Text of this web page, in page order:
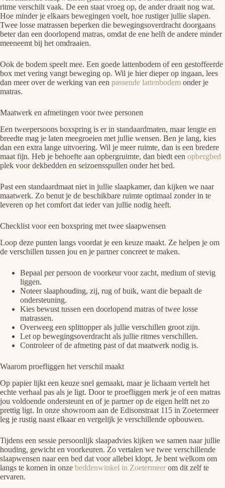
ritme verschilt vaak. De een staat vroeg op, de ander draait nog wat.
Hoe minder je elkaars bewegingen voelt, hoe rustiger jullie slapen.
Twee losse matrassen beperken die bewegingsoverdracht doorgaans
beter dan een doorlopend matras, omdat de ene helft de andere minder
meeneemt bij het omdraaien.
Ook de bodem speelt mee. Een goede lattenbodem of een gestoffeerde
box met vering vangt beweging op. Wil je hier dieper op ingaan, lees
dan meer over de werking van een passende lattenbodem onder je
matras.
Maatwerk en afmetingen voor twee personen
Een tweepersoons boxspring is er in standaardmaten, maar lengte en
breedte mag je laten meegroeien met jullie wensen. Ben je lang, kies
dan een extra lange uitvoering. Wil je meer ruimte, dan is een bredere
maat fijn. Heb je behoefte aan opbergruimte, dan biedt een opbergbed
plek voor dekbedden en seizoensspullen onder het bed.
Past een standaardmaat niet in jullie slaapkamer, dan kijken we naar
maatwerk. Zo benut je de beschikbare ruimte optimaal zonder in te
leveren op het comfort dat ieder van jullie nodig heeft.
Checklist voor een boxspring met twee slaapwensen
Loop deze punten langs voordat je een keuze maakt. Ze helpen je om
de verschillen tussen jou en je partner concreet te maken.
Bepaal per persoon de voorkeur voor zacht, medium of stevig
liggen.
Noteer slaaphouding, zij, rug of buik, want die bepaalt de
ondersteuning.
Kies bewust tussen een doorlopend matras of twee losse
matrassen.
Overweeg een splittopper als jullie verschillen groot zijn.
Let op bewegingsoverdracht als jullie ritmes verschillen.
Controleer of de afmeting past of dat maatwerk nodig is.
Waarom proefliggen het verschil maakt
Op papier lijkt een keuze snel gemaakt, maar je lichaam vertelt het
echte verhaal pas als je ligt. Door te proefliggen merk je of een matras
jou voldoende ondersteunt en of je partner op de eigen helft net zo
prettig ligt. In onze showroom aan de Edisonstraat 115 in Zoetermeer
leg je rustig naast elkaar en vergelijk je verschillende opbouwen.
Tijdens een sessie persoonlijk slaapadvies kijken we samen naar jullie
houding, gewicht en voorkeuren. Zo vertalen we twee verschillende
slaapwensen naar een bed dat voor allebei klopt. Je bent welkom om
langs te komen in onze beddenwinkel in Zoetermeerom dit zelf te
ervaren.